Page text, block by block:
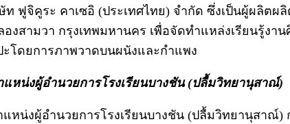
ท ฟูจิคูระ คาเซอิ (ประเทศไทย) จำกัด ซึ่งเป็นผู้ผลิต
สามวา กรุงเทพมหานคร เพื่อจัดทำแหล่งเรียนรู้ง
โดยการภาพวาดบนผนังและกำแพง
หน่งผู้อำนวยการโรงเรียนบางชัน (ปลื้มวิทยานุสาณ์)
น่งผู้อำนวยการโรงเรียนบางชัน (ปลื้มวิทยานุสาณ์